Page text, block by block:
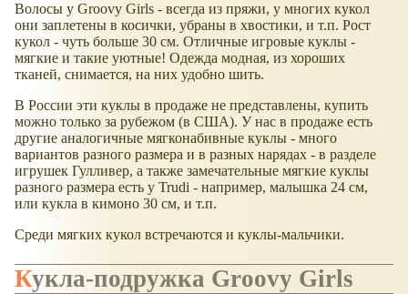
Волосы у Groovy Girls - всегда из пряжи, у многих кукол
они заплетены в косички, убраны в хвостики, и т.п. Рост
кукол - чуть больше 30 см. Отличные игровые куклы -
мягкие и такие уютные! Одежда модная, из хороших
тканей, снимается, на них удобно шить.
В России эти куклы в продаже не представлены, купить
можно только за рубежом (в США). У нас в продаже есть
другие аналогичные мягконабивные куклы - много
вариантов разного размера и в разных нарядах - в разделе
игрушек Гулливер, а также замечательные мягкие куклы
разного размера есть у Trudi - например, малышка 24 см,
или кукла в кимоно 30 см, и т.п.
Среди мягких кукол встречаются и куклы-мальчики.
Кукла-подружка Groovy Girls